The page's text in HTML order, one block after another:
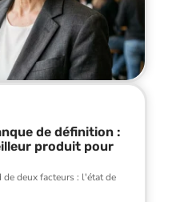
de définition :
produit pour
deux facteurs : l'état de